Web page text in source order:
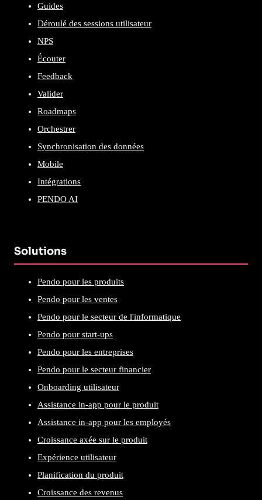
Guides
Déroulé des sessions utilisateur
NPS
Écouter
Feedback
Valider
Roadmaps
Orchestrer
Synchronisation des données
Mobile
Intégrations
PENDO AI
Solutions
Pendo pour les produits
Pendo pour les ventes
Pendo pour le secteur de l'informatique
Pendo pour start-ups
Pendo pour les entreprises
Pendo pour le secteur financier
Onboarding utilisateur
Assistance in-app pour le produit
Assistance in-app pour les employés
Croissance axée sur le produit
Expérience utilisateur
Planification du produit
Croissance des revenus